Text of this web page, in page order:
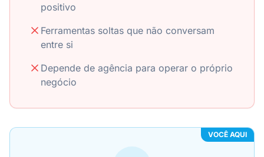
positivo
Ferramentas soltas que não conversam
entre si
Depende de agência para operar o próprio
negócio
VOCÊ AQUI